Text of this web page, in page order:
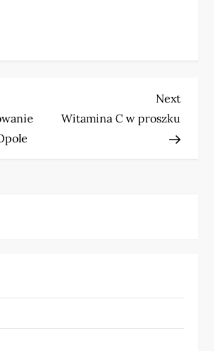
Next
Next
Witamina C w proszku